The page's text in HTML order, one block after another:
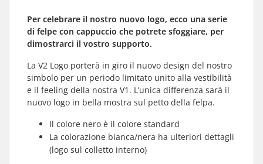
Per celebrare il nostro nuovo logo, ecco una serie
di felpe con cappuccio che potrete sfoggiare, per
dimostrarci il vostro supporto.
La V2 Logo porterà in giro il nuovo design del nostro
simbolo per un periodo limitato unito alla vestibilità
e il feeling della nostra V1. L’unica differenza sarà il
nuovo logo in bella mostra sul petto della felpa.
Il colore nero è il colore standard
La colorazione bianca/nera ha ulteriori dettagli
(logo sul colletto interno)